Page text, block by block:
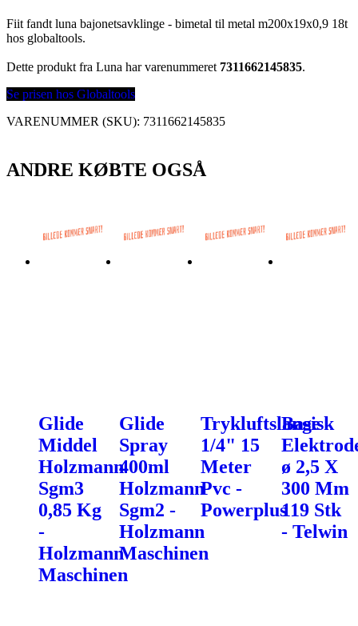
Fiit fandt luna bajonetsavklinge - bimetal til metal m200x19x0,9 18t
hos globaltools.
Dette produkt fra Luna har varenummeret 7311662145835.
Se prisen hos Globaltools
VARENUMMER (SKU): 7311662145835
ANDRE KØBTE OGSÅ
Glide
Middel
Holzmann
Sgm3
0,85 Kg
-
Holzmann
Maschinen
Glide
Spray
400ml
Holzmann
Sgm2 -
Holzmann
Maschinen
Trykluftslange
1/4" 15
Meter
Pvc -
Powerplus
Basisk
ø 2,5 X
300 Mm
119 Stk
- Telwin